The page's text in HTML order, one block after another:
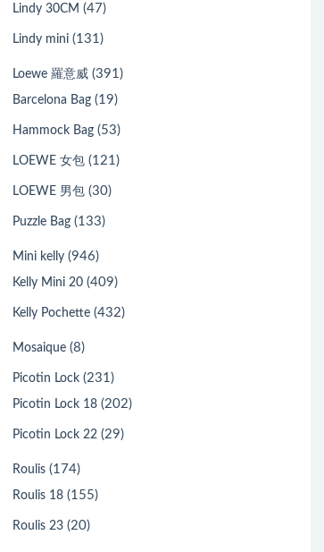
Lindy 30CM (47)
Lindy mini (131)
Loewe 羅意威 (391)
Barcelona Bag (19)
Hammock Bag (53)
LOEWE 女包 (121)
LOEWE 男包 (30)
Puzzle Bag (133)
Mini kelly (946)
Kelly Mini 20 (409)
Kelly Pochette (432)
Mosaique (8)
Picotin Lock (231)
Picotin Lock 18 (202)
Picotin Lock 22 (29)
Roulis (174)
Roulis 18 (155)
Roulis 23 (20)